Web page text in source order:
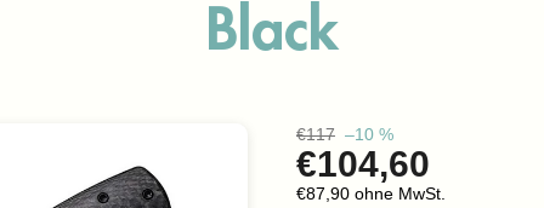
Black
€117 –10 %
€104,60
€87,90 ohne MwSt.